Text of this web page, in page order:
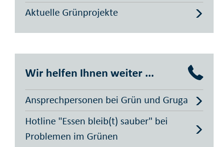
Aktuelle Grünprojekte
Wir helfen Ihnen weiter ...
Ansprechpersonen bei Grün und Gruga
Hotline "Essen bleib(t) sauber" bei
Problemen im Grünen